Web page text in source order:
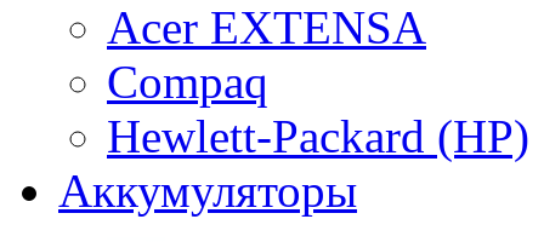
Acer EXTENSA
Compaq
Hewlett-Packard (HP)
Аккумуляторы